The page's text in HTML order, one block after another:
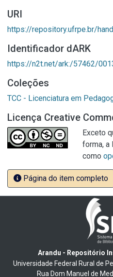
URI
https://repository.ufrpe.br/
Identificador dARK
https://n2t.net/ark:/57462/
Coleções
TCC - Licenciatura em
Licença Creative
Exceto
forma, a
como
Página do item completo
Arandu - Repositório
Universidade Federal Rural de
Rua Dom Manuel de